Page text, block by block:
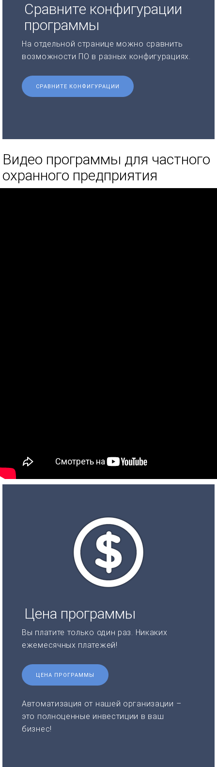
Сравните конфигурации
программы
На отдельной странице можно сравнить
возможности ПО в разных конфигурациях.
СРАВНИТЕ КОНФИГУРАЦИИ
Видео программы для частного
охранного предприятия
Цена программы
Вы платите только один раз. Никаких
ежемесячных платежей!
ЦЕНА ПРОГРАММЫ
Автоматизация от нашей организации –
это полноценные инвестиции в ваш
бизнес!